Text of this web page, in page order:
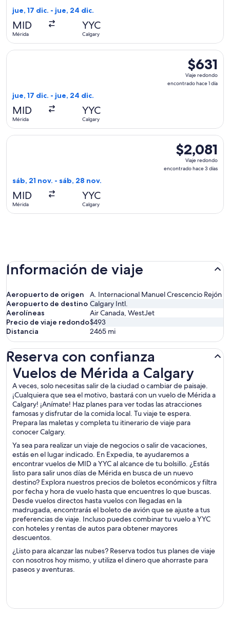
jue, 17 dic. - jue, 24 dic.
MID
Mérida
YYC
Calgary
$631
Viaje
redondo,
$631
Viaje redondo
encontrado hace 1 día
jue, 17 dic. - jue, 24 dic.
MID
Mérida
YYC
Calgary
Seleccionar vuelo de WestJet, con salida el jue, 17 dic.
$2,081
Viaje
redondo,
$2,081
Viaje redondo
encontrado hace 3 días
sáb, 21 nov. - sáb, 28 nov.
MID
Mérida
YYC
Calgary
Seleccionar vuelo de Delta, con salida el sáb, 21 nov.
Información de viaje
Aeropuerto de origen
A. Internacional Manuel Crescencio Rejón
Aeropuerto de destino Calgary Intl.
Aerolíneas
Air Canada, WestJet
Precio de viaje redondo$493
Distancia
2465 mi
Reserva con confianza
Vuelos de Mérida a Calgary
A veces, solo necesitas salir de la ciudad o cambiar de paisaje.
¡Cualquiera que sea el motivo, bastará con un vuelo de Mérida a
Calgary! ¡Anímate! Haz planes para ver todas las atracciones
famosas y disfrutar de la comida local. Tu viaje te espera.
Prepara las maletas y completa tu itinerario de viaje para
conocer Calgary.
Ya sea para realizar un viaje de negocios o salir de vacaciones,
estás en el lugar indicado. En Expedia, te ayudaremos a
encontrar vuelos de MID a YYC al alcance de tu bolsillo. ¿Estás
listo para salir unos días de Mérida en busca de un nuevo
destino? Explora nuestros precios de boletos económicos y filtra
por fecha y hora de vuelo hasta que encuentres lo que buscas.
Desde vuelos directos hasta vuelos con llegadas en la
madrugada, encontrarás el boleto de avión que se ajuste a tus
preferencias de viaje. Incluso puedes combinar tu vuelo a YYC
con hoteles y rentas de autos para obtener mayores
descuentos.
¿Listo para alcanzar las nubes? Reserva todos tus planes de viaje
con nosotros hoy mismo, y utiliza el dinero que ahorraste para
paseos y aventuras.
Vuelos de Mérida a Calgary